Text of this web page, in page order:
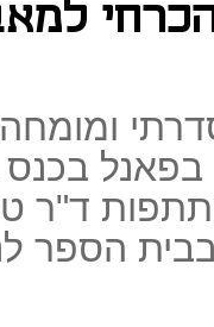
הכרחי
בפאנל
ד"ר
הספר